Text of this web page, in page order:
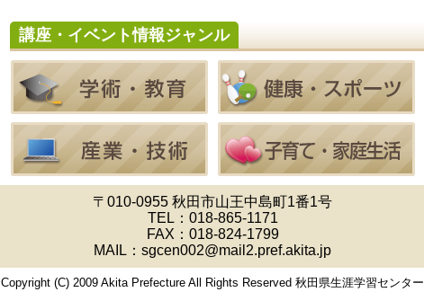
音と会話を楽しむ朝の図書館
2026年08月01日 ～ 2026年08月23日 (秋田市)
乳幼児・青少年教育「図書館クイズラリー」
2026年08月01日 ～ 2026年09月23日 (秋田市)
おかえりなさい！佐竹本三十六歌仙絵とゆかり
の名品
清澄コレクション未公開絵画展
2026年08月01日 ～ 2026年09月23日 (秋田市)
佐竹氏の名宝、雄大なる歴史を想う～武と雅～
2026年08月01日 ～ 2026年08月30日 (秋田市)
乳幼児・青少年教育「夏休み資料展示」
2026年08月01日 ～ 2026年08月25日 (秋田市)
工房雑がみランド2026
2026年08月01日 ～ 2026年08月23日 (秋田市)
子どもの読書活動推進事業「夏休みは図書館へ
講座・イベント情報ジャンル
〒010-0955 秋田市山王中島町1番1号
TEL： 018-865-1171
FAX：018-824-1799
MAIL：sgcen002@mail2.pref.akita.jp
Copyright (C) 2009 Akita Prefecture All Rights Reserved 秋田県生涯学習センター